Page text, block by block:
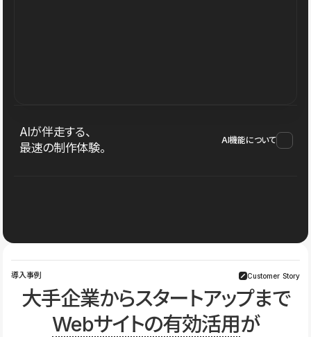
AIが伴走する、
最速の制作体験。
AI機能について
導入事例 Customer Story
大手企業からスタートアップまで
Webサイトの有効活用が